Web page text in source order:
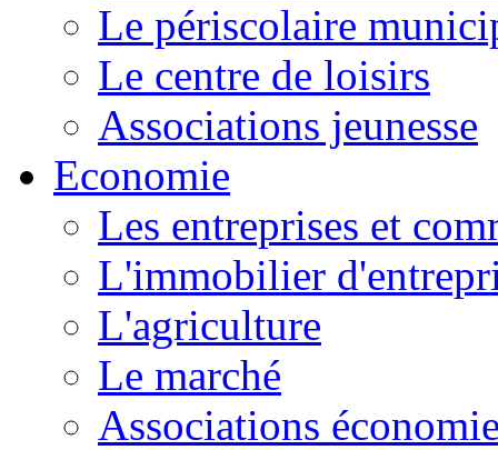
Le périscolaire
Le centre de loisirs
Associations jeunesse
Economie
Les entreprises et
L'immobilier
L'agriculture
Le marché
Associations